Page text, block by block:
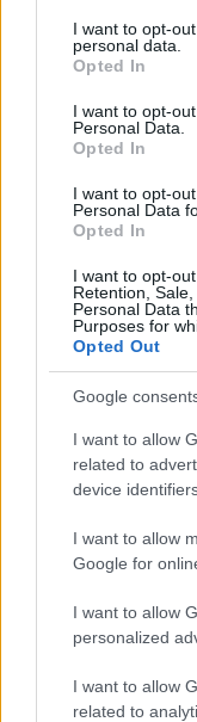
not limited to your
grant or deny
use your data for
consent section.
I want to opt-
personal data.
Opted In
I want to opt-
Personal Data.
Opted In
I want to opt-
Personal Data
Opted In
I want to opt-
Retention,
Personal Data
Purposes for
Opted Out
Google
I want to allow
related to
device
I want to allow
Google for
I want to allow
personalized
I want to allow
related to